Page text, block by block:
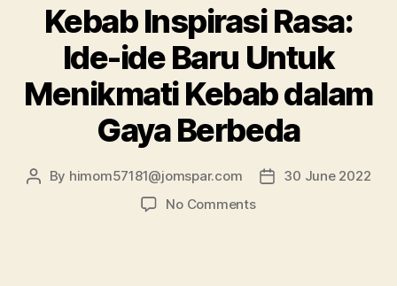
Kebab Inspirasi Rasa:
Ide-ide Baru Untuk
Menikmati Kebab dalam
Gaya Berbeda
Post
By himom57181@jomspar.com
Post30 June 2022
No Commentson